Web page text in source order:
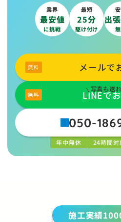
業界
最安値
に挑戦
最短
25分
駆け付け
出
メールで
写真も送
LINEで
050-
年中無休 24時間対
施工実績